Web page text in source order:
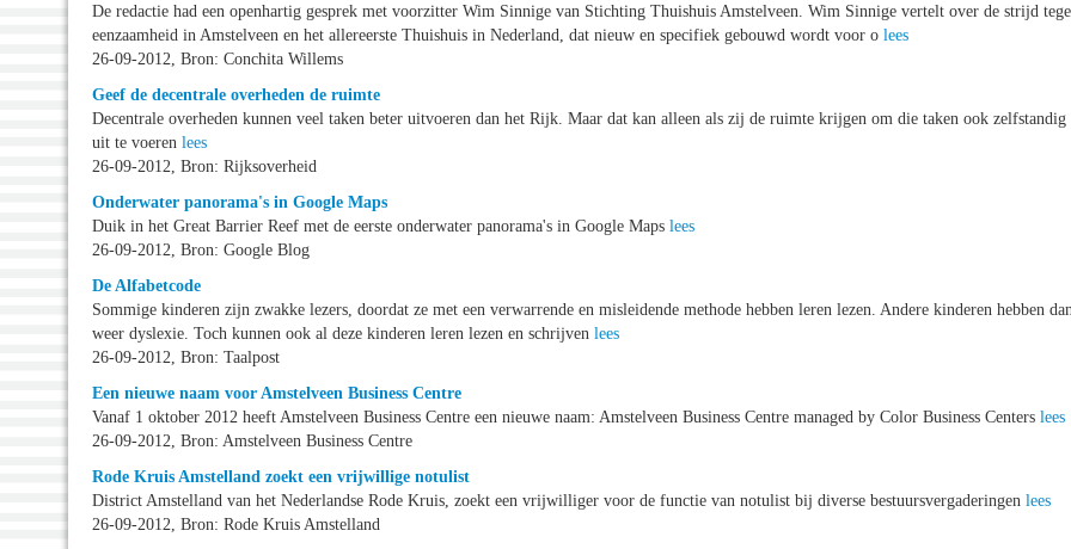
De redactie had een openhartig gesprek met voorzitter Wim Sinnige van Stichting Thuishuis Amstelveen. Wim Sinnige vertelt over de strijd
eenzaamheid in Amstelveen en het allereerste Thuishuis in Nederland, dat nieuw en specifiek gebouwd wordt voor o lees
26-09-2012, Bron: Conchita Willems
Geef de decentrale overheden de ruimte
Decentrale overheden kunnen veel taken beter uitvoeren dan het Rijk. Maar dat kan alleen als zij de ruimte krijgen om die taken ook zelfstandig
uit te voeren lees
26-09-2012, Bron: Rijksoverheid
Onderwater panorama's in Google Maps
Duik in het Great Barrier Reef met de eerste onderwater panorama's in Google Maps lees
26-09-2012, Bron: Google Blog
De Alfabetcode
Sommige kinderen zijn zwakke lezers, doordat ze met een verwarrende en misleidende methode hebben leren lezen. Andere kinderen hebben
weer dyslexie. Toch kunnen ook al deze kinderen leren lezen en schrijven lees
26-09-2012, Bron: Taalpost
Een nieuwe naam voor Amstelveen Business Centre
Vanaf 1 oktober 2012 heeft Amstelveen Business Centre een nieuwe naam: Amstelveen Business Centre managed by Color Business Centers lees
26-09-2012, Bron: Amstelveen Business Centre
Rode Kruis Amstelland zoekt een vrijwillige notulist
District Amstelland van het Nederlandse Rode Kruis, zoekt een vrijwilliger voor de functie van notulist bij diverse bestuursvergaderingen lees
26-09-2012, Bron: Rode Kruis Amstelland